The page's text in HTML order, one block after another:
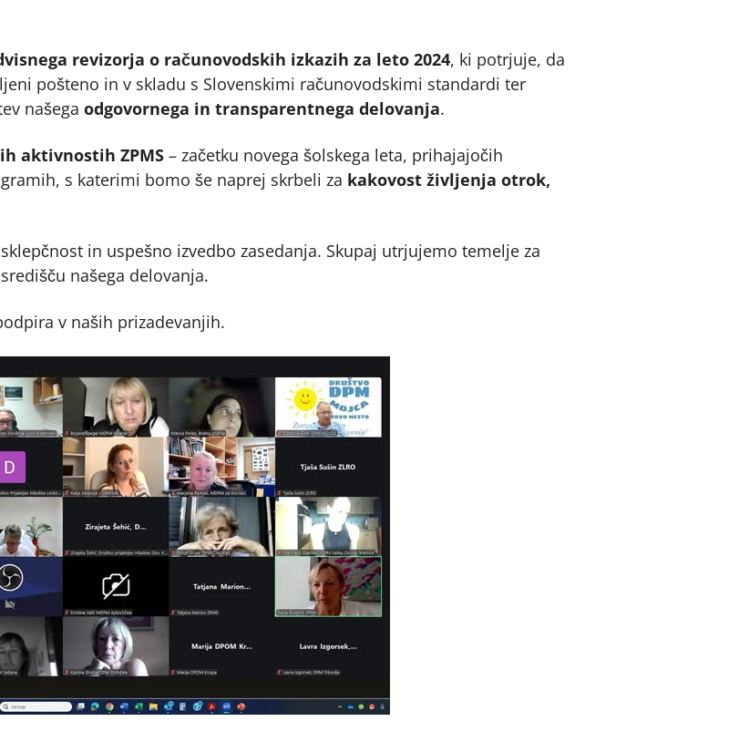
revizorja o računovodskih izkazih za leto 2024, ki potrjuje, da
pošteno in v skladu s Slovenskimi računovodskimi standardi ter
našega odgovornega in transparentnega delovanja.
aktivnostih ZPMS – začetku novega šolskega leta, prihajajočih
s katerimi bomo še naprej skrbeli za kakovost življenja otrok,
in uspešno izvedbo zasedanja. Skupaj utrjujemo temelje za
našega delovanja.
v naših prizadevanjih.